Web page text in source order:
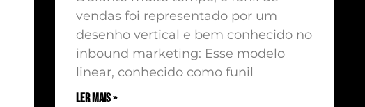
vendas foi representado por um
desenho vertical e bem conhecido no
inbound marketing: Esse modelo
linear, conhecido como funil
ler mais »